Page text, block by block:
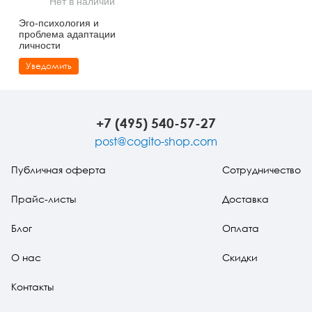
Сказкотерапия
Другие направления психотерапии
Психофизиология
Социальная психология
Учебная литература
Классический и юнгианский психоанализ
Эго-психология и
проблема адаптации
личности
Уведомить
+7 (495) 540-57-27
post@cogito-shop.com
Публичная оферта
Прайс-листы
Блог
О нас
Контакты
Сотрудничество
Доставка
Оплата
Скидки